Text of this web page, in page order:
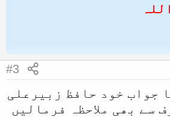
#3
جواب خود حافظ زبیرعلی
سے بھی ملاحظہ فرمالیں